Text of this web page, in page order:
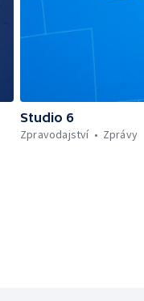
Studio 6
Zpravodajství
Zprávy